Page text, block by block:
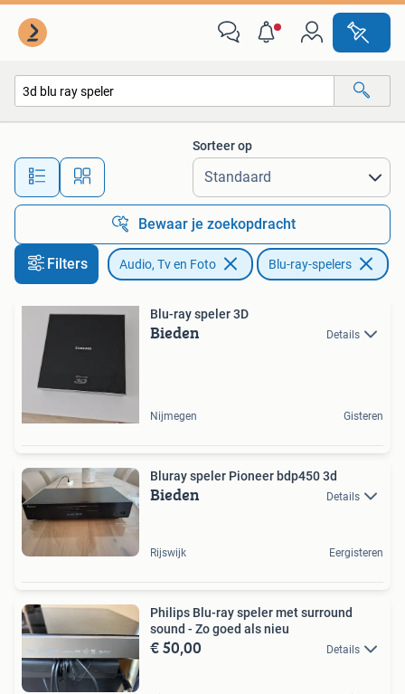
Alle afstanden…
Sorteer op
Bewaar je zoekopdracht
Filters Audio, Tv en Foto Blu-ray-spelers
Blu-ray speler 3D
Bieden Details
Nijmegen Gisteren
Bluray speler Pioneer bdp450 3d
Bieden Details
Rijswijk Eergisteren
Philips Blu-ray speler met surround
sound - Zo goed als nieu
€ 50,00 Details